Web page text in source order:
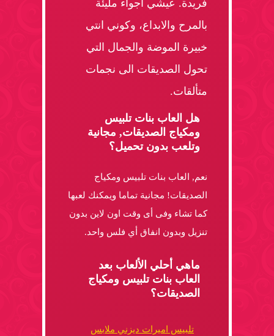
فريدة. عيشي اجواء مليئة
بالمرح والابداع، وكوني انتي
خبيرة الموضة والجمال التي
تحول الصديقات الى نجمات
متألقات.
هل العاب بنات تلبيس
ومكياج الصديقات, مجانية
وتلعب بدون تحميل؟
نعم, العاب بنات تلبيس ومكياج
الصديقات! مجانية تماما ويمكنك لعبها
كما تشاء وفى أى وقت اون لاين بدون
تنزيل وبدون انفاق أي فلس واحد.
ماهي أحلي الألعاب بعد
العاب بنات تلبيس ومكياج
الصديقات؟
تلبيس اميرات ديزني ملابس